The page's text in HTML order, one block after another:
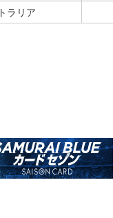
ラリア